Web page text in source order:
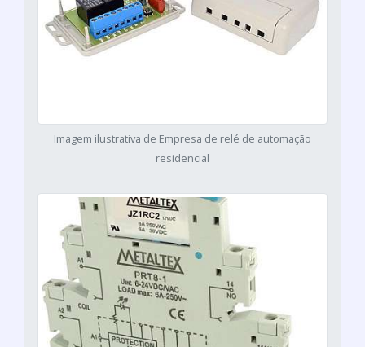
Imagem ilustrativa de Empresa de relé de automação
residencial